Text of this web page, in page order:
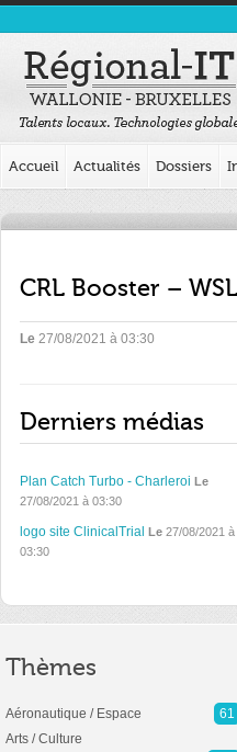
Accueil Actualités Dossiers
CRL Booster – WSL
Le 27/08/2021 à 03:30
Derniers médias
Plan Catch Turbo - Charleroi Le
27/08/2021 à 03:30
logo site ClinicalTrial Le 27/08/2021 à
03:30
Thèmes
Aéronautique / Espace
61
Arts / Culture